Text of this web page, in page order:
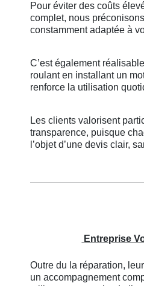
Pour éviter des coûts
complet, nous
constamment adaptée à
C’est également
roulant en installant un
renforce la utilisation
Les clients valorisent
transparence, puisque
l’objet d’une devis clair,
Entreprise
Outre du la réparation,
un accompagnement